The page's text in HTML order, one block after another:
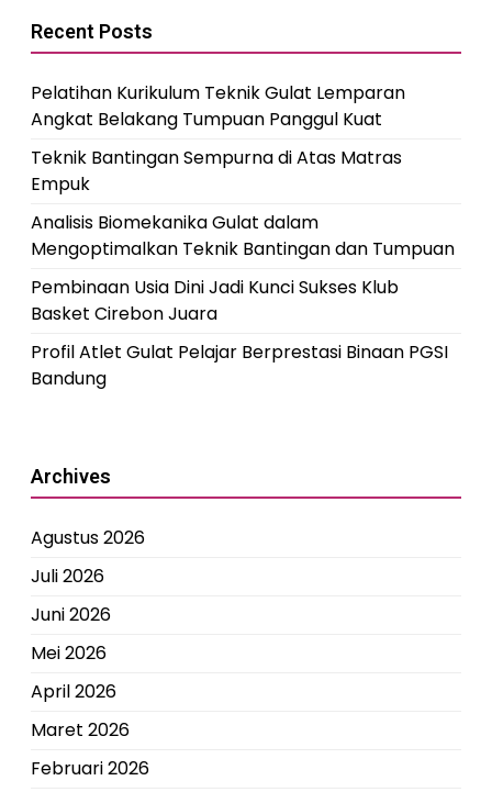
Recent Posts
Pelatihan Kurikulum Teknik Gulat Lemparan
Angkat Belakang Tumpuan Panggul Kuat
Teknik Bantingan Sempurna di Atas Matras
Empuk
Analisis Biomekanika Gulat dalam
Mengoptimalkan Teknik Bantingan dan Tumpuan
Pembinaan Usia Dini Jadi Kunci Sukses Klub
Basket Cirebon Juara
Profil Atlet Gulat Pelajar Berprestasi Binaan PGSI
Bandung
Archives
Agustus 2026
Juli 2026
Juni 2026
Mei 2026
April 2026
Maret 2026
Februari 2026